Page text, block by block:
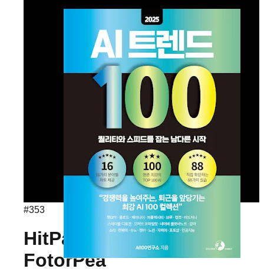
#353
HitPaw
FotorPea